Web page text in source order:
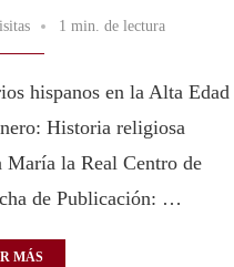
1 min. de lectura
hispanos en la Alta Edad
Historia religiosa
la Real Centro de
de Publicación: …
MÁS